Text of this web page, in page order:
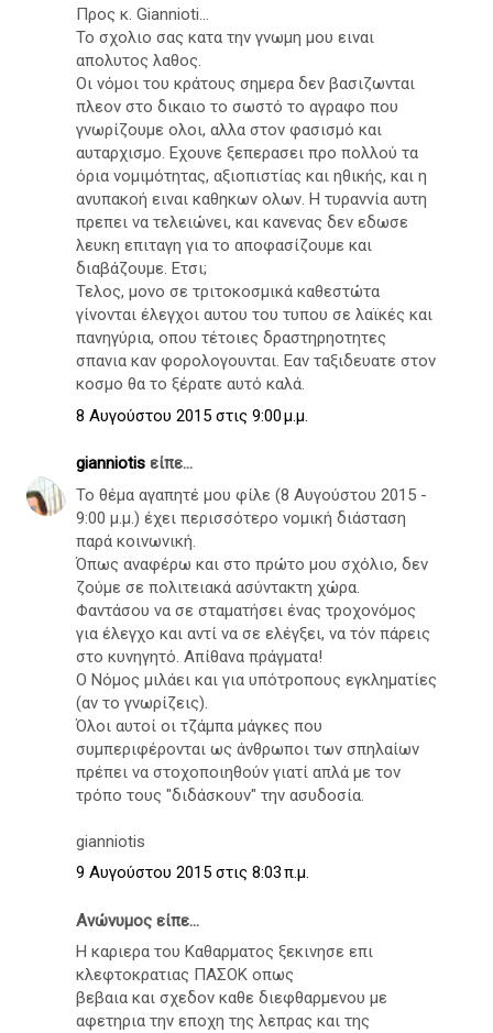
Προς κ. Giannioti...
Το σχολιο σας κατα την γνωμη μου ειναι
απολυτος λαθος.
Οι νόμοι του κράτους σημερα δεν βασιζωνται
πλεον στο δικαιο το σωστό το αγραφο που
γνωρίζουμε ολοι, αλλα στον φασισμό και
αυταρχισμο. Εχουνε ξεπερασει προ πολλού τα
όρια νομιμότητας, αξιοπιστίας και ηθικής, και η
ανυπακοή ειναι καθηκων ολων. Η τυραννία αυτη
πρεπει να τελειώνει, και κανενας δεν εδωσε
λευκη επιταγη για το αποφασίζουμε και
διαβάζουμε. Ετσι;
Τελος, μονο σε τριτοκοσμικά καθεστώτα
γίνονται έλεγχοι αυτου του τυπου σε λαϊκές και
πανηγύρια, οπου τέτοιες δραστηρηοτητες
σπανια καν φορολογουνται. Εαν ταξιδευατε στον
κοσμο θα το ξέρατε αυτό καλά.
8 Αυγούστου 2015 στις 9:00 μ.μ.
gianniotis είπε...
Το θέμα αγαπητέ μου φίλε (8 Αυγούστου 2015 -
9:00 μ.μ.) έχει περισσότερο νομική διάσταση
παρά κοινωνική.
Όπως αναφέρω και στο πρώτο μου σχόλιο, δεν
ζούμε σε πολιτειακά ασύντακτη χώρα.
Φαντάσου να σε σταματήσει ένας τροχονόμος
για έλεγχο και αντί να σε ελέγξει, να τόν πάρεις
στο κυνηγητό. Απίθανα πράγματα!
Ο Νόμος μιλάει και για υπότροπους εγκληματίες
(αν το γνωρίζεις).
Όλοι αυτοί οι τζάμπα μάγκες που
συμπεριφέρονται ως άνθρωποι των σπηλαίων
πρέπει να στοχοποιηθούν γιατί απλά με τον
τρόπο τους "διδάσκουν" την ασυδοσία.
gianniotis
9 Αυγούστου 2015 στις 8:03 π.μ.
Ανώνυμος είπε...
Η καριερα του Καθαρματος ξεκινησε επι
κλεφτοκρατιας ΠΑΣΟΚ οπως
βεβαια και σχεδον καθε διεφθαρμενου με
αφετηρια την εποχη της λεπρας και της